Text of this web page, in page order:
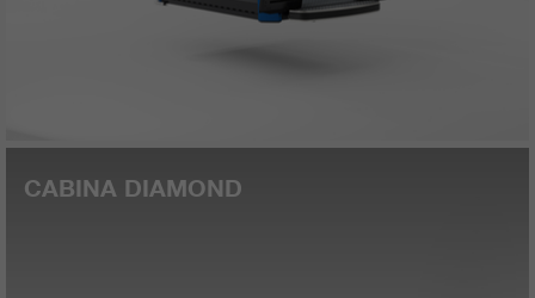
CABINA DIAMOND